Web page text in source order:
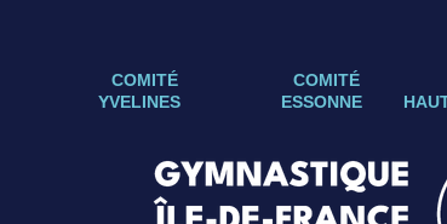
COMITÉ
COMITÉ
ESSONNE
YVELINES